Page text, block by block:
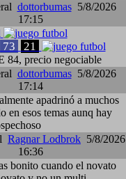
dottorbumas5/8/2026
17:15
73 21
84, precio negociable
dottorbumas5/8/2026
17:14
apadrinó a muchos
en esos temas aunq hay
Ragnar Lodbrok 5/8/2026
16:36
bonito cuando el novato